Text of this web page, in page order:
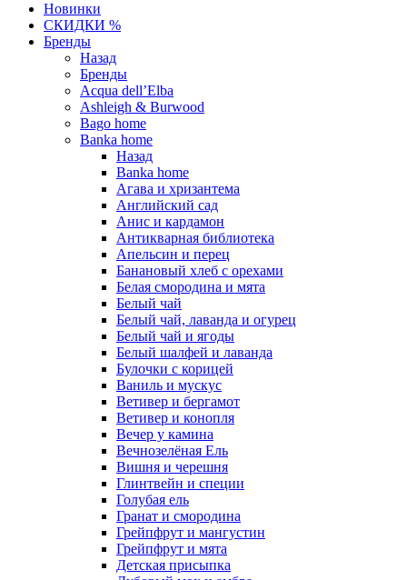
Новинки
СКИДКИ %
Бренды
Назад
Бренды
Acqua dell’Elba
Ashleigh & Burwood
Bago home
Banka home
Назад
Banka home
Агава и хризантема
Английский сад
Анис и кардамон
Антикварная библиотека
Апельсин и перец
Банановый хлеб с орехами
Белая смородина и мята
Белый чай
Белый чай, лаванда и огурец
Белый чай и ягоды
Белый шалфей и лаванда
Булочки с корицей
Ваниль и мускус
Ветивер и бергамот
Ветивер и конопля
Вечер у камина
Вечнозелёная Ель
Вишня и черешня
Глинтвейн и специи
Голубая ель
Гранат и смородина
Грейпфрут и мангустин
Грейпфрут и мята
Детская присыпка